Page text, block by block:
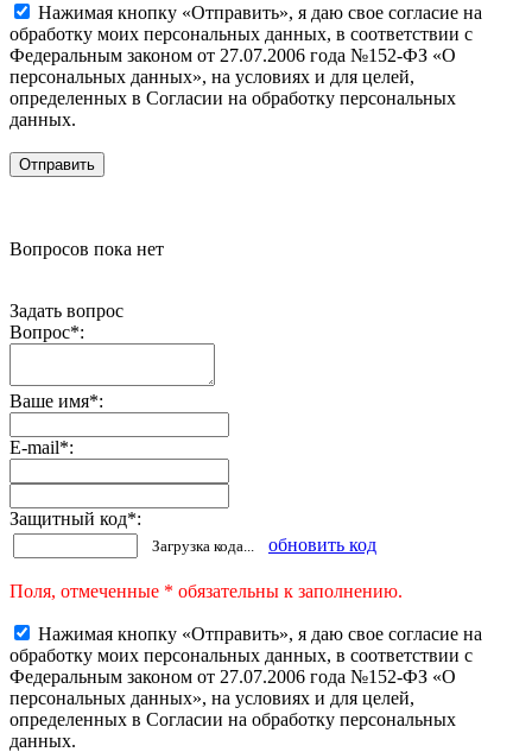
Нажимая кнопку «Отправить», я даю свое согласие на
обработку моих персональных данных, в соответствии с
Федеральным законом от 27.07.2006 года №152-ФЗ «О
персональных данных», на условиях и для целей,
определенных в Согласии на обработку персональных
данных.
Вопросов пока нет
Задать вопрос
Вопрос*:
Ваше имя*:
E-mail*:
Защитный код*:
Загрузка кода... обновить код
Поля, отмеченные * обязательны к заполнению.
Нажимая кнопку «Отправить», я даю свое согласие на
обработку моих персональных данных, в соответствии с
Федеральным законом от 27.07.2006 года №152-ФЗ «О
персональных данных», на условиях и для целей,
определенных в Согласии на обработку персональных
данных.